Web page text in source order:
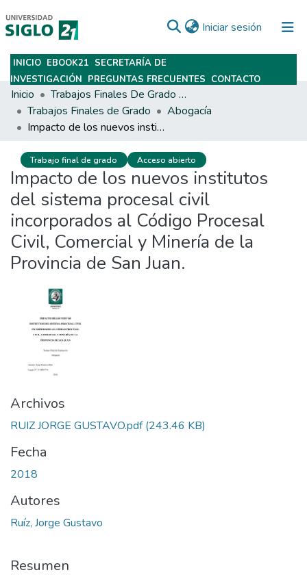
Iniciar sesión (current)
Subir
INICIO EBOOK21 SECRETARÍA DE
INVESTIGACIÓN PREGUNTAS FRECUENTES CONTACTO
Inicio
Trabajos Finales De Grado Y Posgrado
Trabajos Finales de Grado
Abogacía
Impacto de los nuevos institutos del sistema procesal civil incorporados al Código Procesal Civil, Comercial y Minería de la Provincia de San Juan.
Trabajo final de grado Acceso abierto
Impacto de los nuevos institutos
del sistema procesal civil
incorporados al Código Procesal
Civil, Comercial y Minería de la
Provincia de San Juan.
Archivos
RUIZ JORGE GUSTAVO.pdf(243.46 KB)
Fecha
2018
Autores
Ruíz, Jorge Gustavo
Resumen